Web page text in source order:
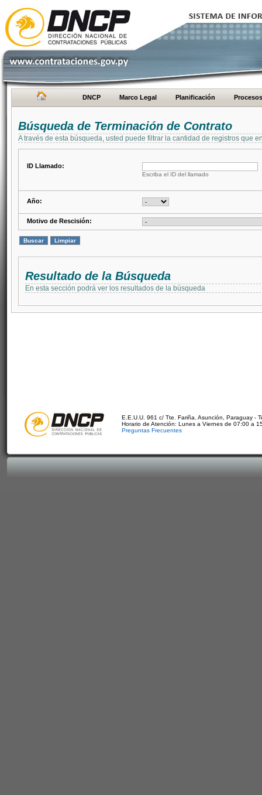
DNCP Marco Legal Planificación Procesos
Búsqueda de Terminación de Contrato
A través de esta búsqueda, usted puede filtrar la cantidad de registros que
ID Llamado:
Escriba el ID del llamado
Año:
Motivo de Rescisión:
Resultado de la Búsqueda
En esta sección podrá ver los resultados de la búsqueda
E.E.U.U. 961 c/ Tte. Fariña. Asunción, Paraguay -
Horario de Atención: Lunes a Viernes de 07:00 a
Preguntas Frecuentes